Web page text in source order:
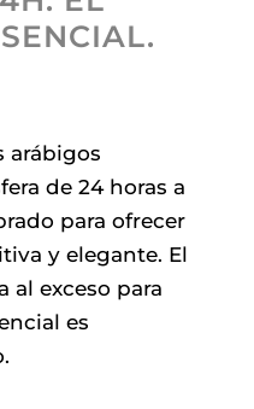
arábigos
de 24 horas a
para ofrecer
y elegante. El
al exceso para
es